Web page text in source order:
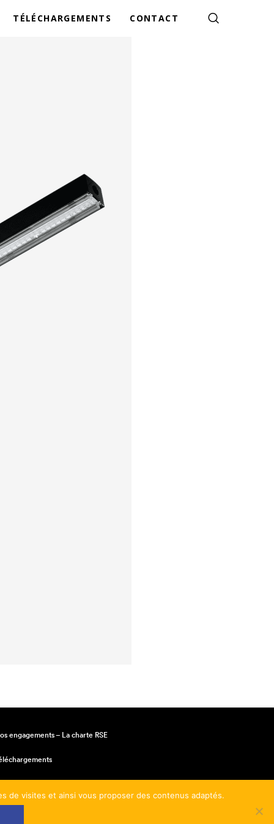
TÉLÉCHARGEMENTS CONTACT
engagements – La charte RSE
générales de vente
de visites et ainsi vous proposer des contenus adaptés.